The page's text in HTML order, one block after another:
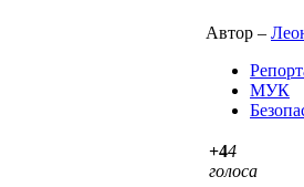
Автор –
МУК
+44
голоса